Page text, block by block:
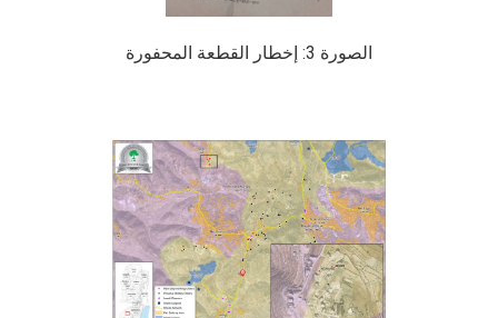
الصورة 3: إخطار القطعة المحفورة